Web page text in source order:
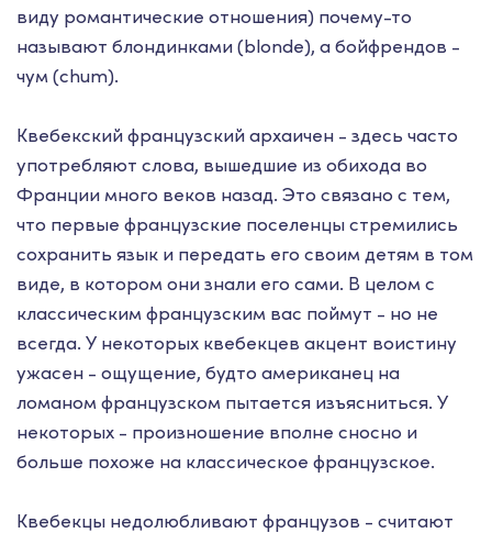
виду романтические отношения) почему-то
называют блондинками (blonde), а бойфрендов -
чум (chum).
Квебекский французский архаичен - здесь часто
употребляют слова, вышедшие из обихода во
Франции много веков назад. Это связано с тем,
что первые французские поселенцы стремились
сохранить язык и передать его своим детям в том
виде, в котором они знали его сами. В целом с
классическим французским вас поймут - но не
всегда. У некоторых квебекцев акцент воистину
ужасен - ощущение, будто американец на
ломаном французском пытается изъясниться. У
некоторых - произношение вполне сносно и
больше похоже на классическое французское.
Квебекцы недолюбливают французов - считают